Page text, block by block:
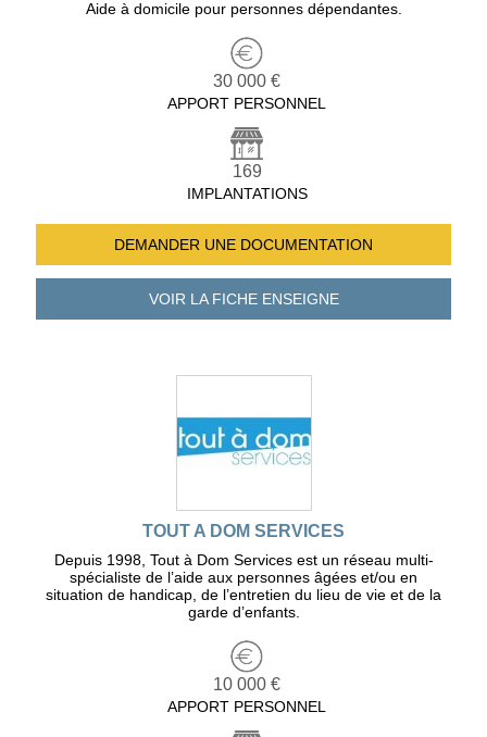
Aide à domicile pour personnes dépendantes.
30 000 €
APPORT PERSONNEL
169
IMPLANTATIONS
DEMANDER UNE DOCUMENTATION
VOIR LA FICHEENSEIGNE
TOUT A DOM SERVICES
Depuis 1998, Tout à Dom Services est un réseau multi-
spécialiste de l’aide aux personnes âgées et/ou en
situation de handicap, de l’entretien du lieu de vie et de la
garde d’enfants.
10 000 €
APPORT PERSONNEL